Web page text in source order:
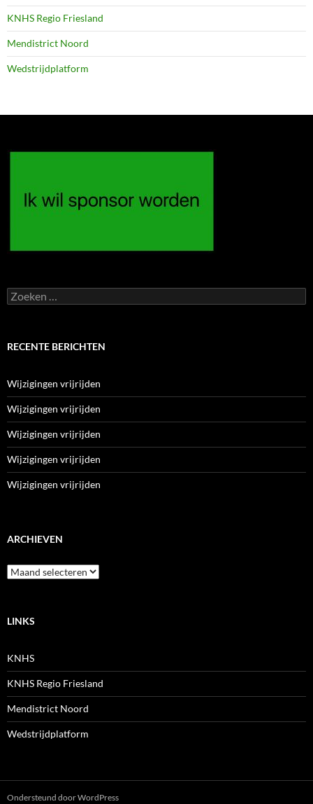
KNHS Regio Friesland
Mendistrict Noord
Wedstrijdplatform
Zoeken
naar:
RECENTE BERICHTEN
Wijzigingen vrijrijden
Wijzigingen vrijrijden
Wijzigingen vrijrijden
Wijzigingen vrijrijden
Wijzigingen vrijrijden
ARCHIEVEN
Archieven
LINKS
KNHS
KNHS Regio Friesland
Mendistrict Noord
Wedstrijdplatform
Ondersteund door WordPress